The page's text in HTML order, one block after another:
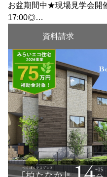
お盆期間中★現場見学会開
17:00◎…
資料請求